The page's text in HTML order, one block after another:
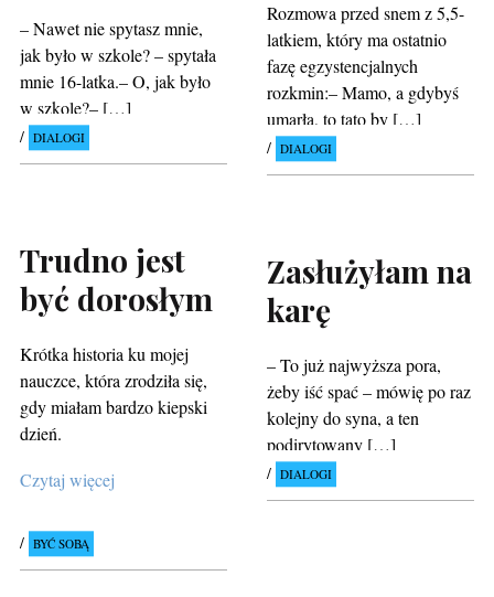
Rozmowa przed snem z 5,5-
latkiem, który ma ostatnio
fazę egzystencjalnych
rozkmin:– Mamo, a gdybyś
umarła, to tato by […]
DIALOGI
– Nawet nie spytasz mnie,
jak było w szkole? – spytała
mnie 16-latka.– O, jak było
w szkole?– […]
DIALOGI
Trudno jest
być dorosłym
Krótka historia ku mojej
nauczce, która zrodziła się,
gdy miałam bardzo kiepski
dzień.
Czytaj więcej
BYĆ SOBĄ
Zasłużyłam na
karę
– To już najwyższa pora,
żeby iść spać – mówię po raz
kolejny do syna, a ten
podirytowany […]
DIALOGI